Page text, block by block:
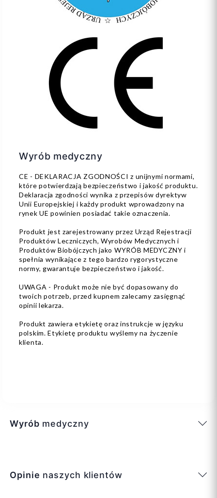
Wyrób medyczny
CE - DEKLARACJA ZGODNOŚCI z unijnymi normami,
które potwierdzają bezpieczeństwo i jakość produktu.
Deklaracja zgodności wynika z przepisów dyrektyw
Unii Europejskiej i każdy produkt wprowadzony na
rynek UE powinien posiadać takie oznaczenia.
Produkt jest zarejestrowany przez Urząd Rejestracji
Produktów Leczniczych, Wyrobów Medycznych i
Produktów Biobójczych jako WYRÓB MEDYCZNY i
spełnia wynikające z tego bardzo rygorystyczne
normy, gwarantuje bezpieczeństwo i jakość.
UWAGA - Produkt może nie być dopasowany do
twoich potrzeb, przed kupnem zalecamy zasięgnąć
opinii lekarza.
Produkt zawiera etykietę oraz instrukcje w języku
polskim. Etykietę produktu wyślemy na życzenie
klienta.
Wyrób medyczny
Opinie naszych klientów